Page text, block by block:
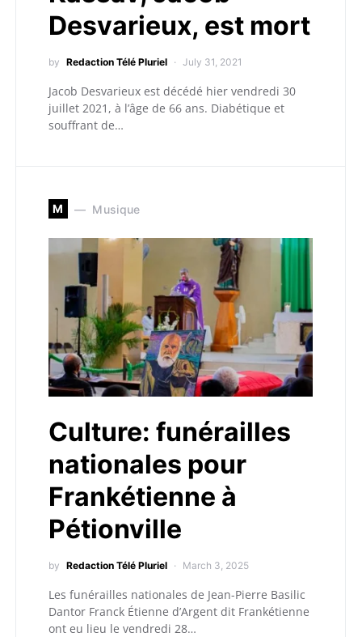
Desvarieux, est mort
by Redaction Télé Pluriel July 31, 2021
Jacob Desvarieux est décédé hier vendredi 30
juillet 2021, à l’âge de 66 ans. Diabétique et
souffrant de…
M Musique
Culture: funérailles
nationales pour
Frankétienne à
Pétionville
by Redaction Télé Pluriel March 3, 2025
Les funérailles nationales de Jean-Pierre Basilic
Dantor Franck Étienne d’Argent dit Frankétienne
ont eu lieu le vendredi 28…